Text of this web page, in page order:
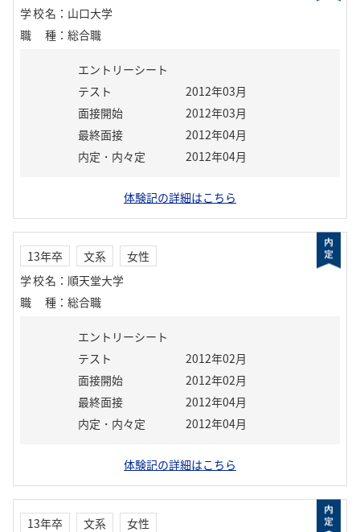
学校名 ： 山口大学
職種 ： 総合職
エントリーシート
テスト
2012年03月
面接開始
2012年03月
最終面接
2012年04月
内定・内々定
2012年04月
体験記の詳細はこちら
13年卒 文系
女性
学校名 ： 順天堂大学
職種 ： 総合職
エントリーシート
テスト
2012年02月
面接開始
2012年02月
最終面接
2012年04月
内定・内々定
2012年04月
体験記の詳細はこちら
13年卒 文系
女性